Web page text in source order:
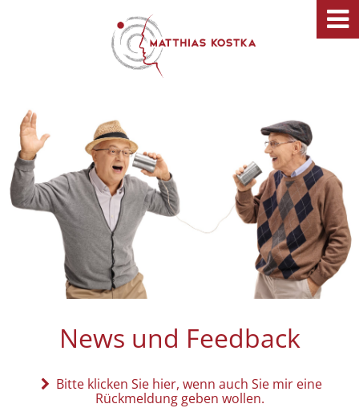
News und Feedback
Bitte klicken Sie hier, wenn auch Sie mir eine
Rückmeldung geben wollen.